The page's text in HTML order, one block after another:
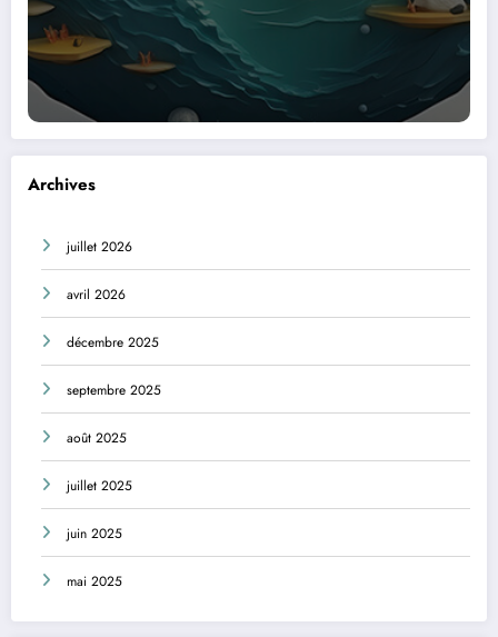
Archives
juillet 2026
avril 2026
décembre 2025
septembre 2025
août 2025
juillet 2025
juin 2025
mai 2025